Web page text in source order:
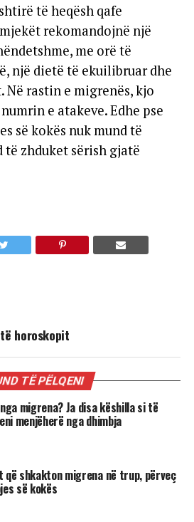
të heqësh qafe
rekomandojnë një
me orë të
një dietë të ekuilibruar dhe
rastin e migrenës, kjo
e atakeve. Edhe pse
së kokës nuk mund të
të zhduket sërish gjatë
horoskopit
TË PËLQENI
migrena? Ja disa këshilla si të
menjëherë nga dhimbja
që shkakton migrena në trup, përveç
së kokës